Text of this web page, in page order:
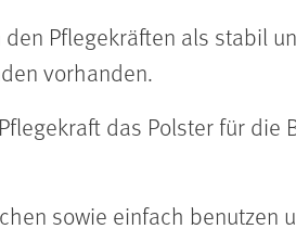
Pflegekräften als stabil
vorhanden.
das Polster für die
sowie einfach benutzen